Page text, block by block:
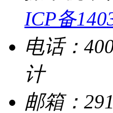
ICP备
电话：
计
邮箱：